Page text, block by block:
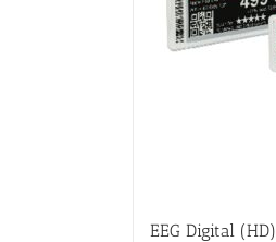
EEG Digital (HD)